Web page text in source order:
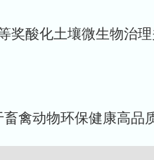
奖酸化土壤微生物治
禽动物环保健康高